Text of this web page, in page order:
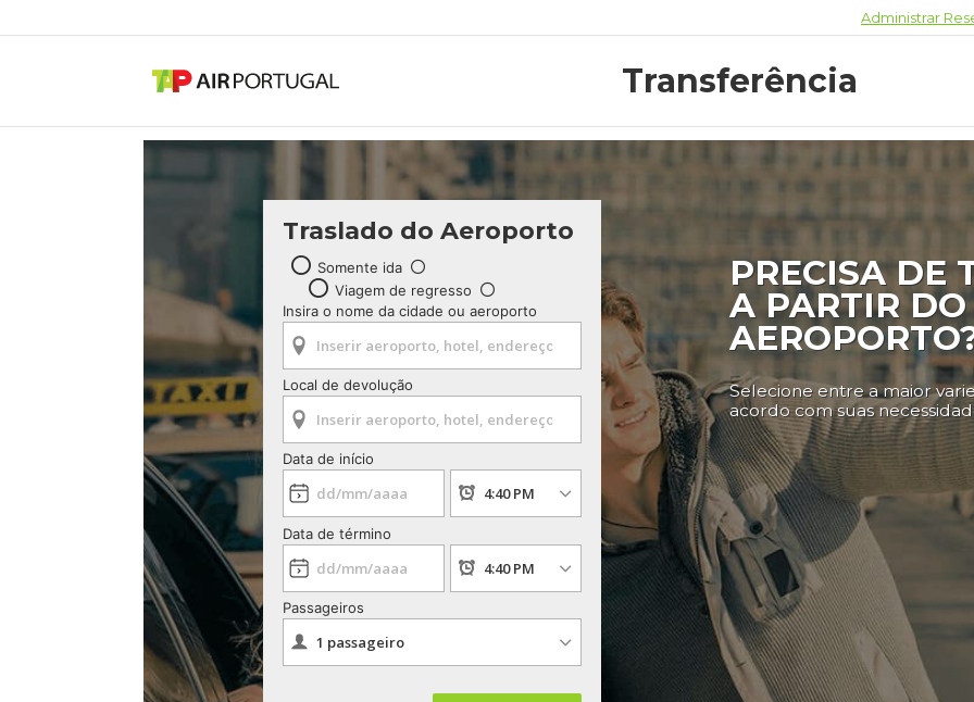
Administrar
Transferência
Traslado do Aeroporto
Somente ida
Viagem de regresso
Insira o nome da cidade ou aeroporto
Local de devolução
Data de início
Data de término
Passageiros
PRECISA DE
A PARTIR DO
Selecione entre a maior
acordo com suas